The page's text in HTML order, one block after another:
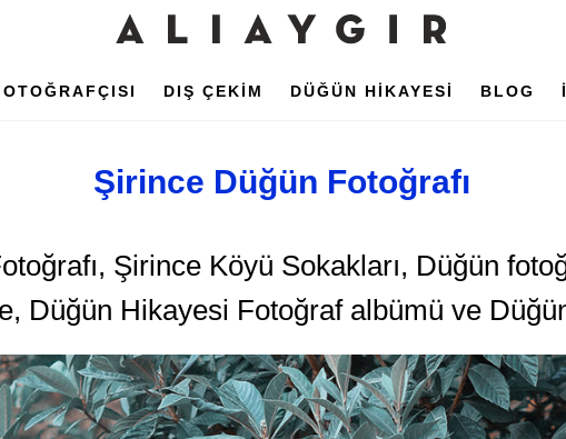
DIŞ ÇEKİM DÜĞÜN HİKAYESİ BLOG
Şirince Düğün Fotoğrafı
Şirince Köyü Sokakları, Düğün
Düğün Hikayesi Fotoğraf albümü ve